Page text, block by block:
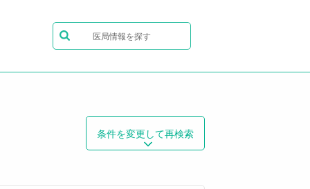
医局情報を探す
条件を変更して再検索